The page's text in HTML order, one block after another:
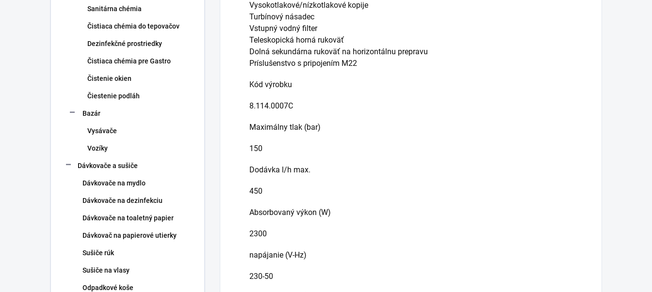
Sanitárna chémia
Čistiaca chémia do tepovačov
Dezinfekčné prostriedky
Čistiaca chémia pre Gastro
Čistenie okien
Čiestenie podláh
Bazár
Vysávače
Vozíky
Dávkovače a sušiče
Dávkovače na mydlo
Dávkovače na dezinfekciu
Dávkovače na toaletný papier
Dávkovač na papierové utierky
Sušiče rúk
Sušiče na vlasy
Odpadkové koše
Vysokotlakové/nízkotlakové kopije
Turbínový násadec
Vstupný vodný filter
Teleskopická horná rukoväť
Dolná sekundárna rukoväť na horizontálnu prepravu
Príslušenstvo s pripojením M22
Kód výrobku
8.114.0007C
Maximálny tlak (bar)
150
Dodávka l/h max.
450
Absorbovaný výkon (W)
2300
napájanie (V-Hz)
230-50